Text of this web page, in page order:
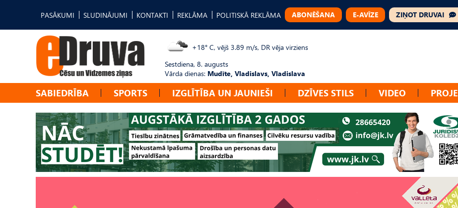
PASĀKUMI SLUDINĀJUMI KONTAKTI REKLĀMA POLITISKĀ REKLĀMA ABONĒŠANA E-AVĪZE ZIŅOT DRUVAI
+18° C, vējš 3.89 m/s, DR vēja virziens
Sestdiena, 8. augusts
Vārda dienas: Mudīte, Vladislavs, Vladislava
SABIEDRĪBA SPORTS IZGLĪTĪBA UN JAUNIEŠI DZĪVES STILS VIDEO